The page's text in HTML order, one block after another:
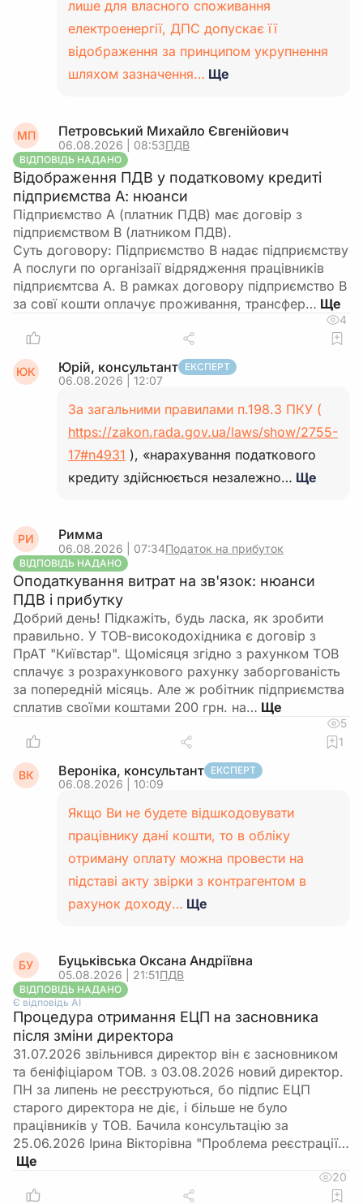
лише для власного споживання
електроенергії, ДПС допускає її
відображення за принципом укрупнення
шляхом зазначення… Ще
МП Петровський Михайло Євгенійович
06.08.2026 | 08:53ПДВ
ВІДПОВІДЬ НАДАНО
Відображення ПДВ у податковому кредиті
підприємства А: нюанси
Підприємство А (платник ПДВ) має договір з
підприємством В (латником ПДВ).
Суть договору: Підприємство В надає підприємству
А послуги по організаії відрядження працівників
підприємтсва А. В рамках договору підприємство В
за совї кошти оплачує проживання, трансфер…
4
ЮК Юрій, консультант ЕКСПЕРТ
06.08.2026 | 12:07
За загальними правилами п.198.3 ПКУ (
https://zakon.rada.gov.ua/laws/show/2755-
17#n4931 ), «нарахування податкового
кредиту здійснюється незалежно… Ще
РИ Римма
06.08.2026 | 07:34Податок на прибуток
ВІДПОВІДЬ НАДАНО
Оподаткування витрат на зв'язок: нюанси
ПДВ і прибутку
Добрий день! Підкажіть, будь ласка, як зробити
правильно. У ТОВ-високодохідника є договір з
ПрАТ "Київстар". Щомісяця згідно з рахунком ТОВ
сплачує з розрахункового рахунку заборгованість
за попередній місяць. Але ж робітник підприємства
сплатив своїми коштами 200 грн. на…
5
1
ВК Вероніка, консультант ЕКСПЕРТ
06.08.2026 | 10:09
Якщо Ви не будете відшкодовувати
працівнику дані кошти, то в обліку
отриману оплату можна провести на
підставі акту звірки з контрагентом в
рахунок доходу… Ще
БУ Буцьківська Оксана Андріївна
05.08.2026 | 21:51ПДВ
ВІДПОВІДЬ НАДАНО
Є відповідь АІ
Процедура отримання ЕЦП на засновника
після зміни директора
31.07.2026 звільнився директор він є засновником
та беніфіціаром ТОВ. з 03.08.2026 новий директор.
ПН за липень не реєструються, бо підпис ЕЦП
старого директора не діє, і більше не було
працівників у ТОВ. Бачила консультацію за
25.06.2026 Ірина Вікторівна "Проблема реєстрації…
20